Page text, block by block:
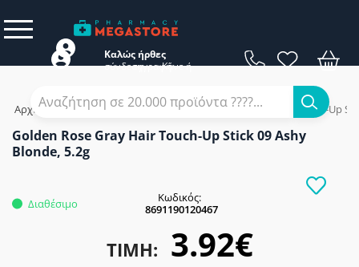
Καλώς ήρθες
Κάνε
σύνδεση ή
εγγραφή
Αρχική / Εταιρίες Golden Rose / Golden Rose Gray Hair Touch-Up
Golden Rose Gray Hair Touch-Up Stick 09 Ashy
Blonde, 5.2g
Διαθέσιμο
Κωδικός:
8691190120467
ΤΙΜΉ: 3.92€